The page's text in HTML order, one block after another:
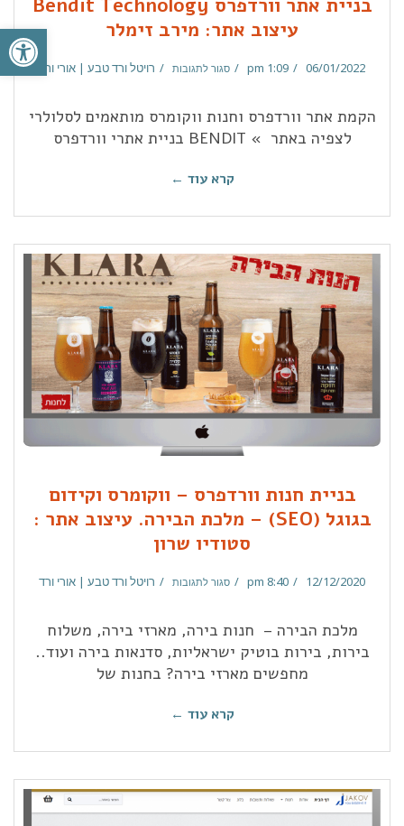
בניית אתר וורדפרס Bendit Technology
עיצוב אתר: מירב זימלר
06/01/2022
1:09 pm סגור לתגובות רויטל ורד טבע | אורי ורד
הקמת אתר וורדפרס וחנות ווקומרס מותאמים לסלולרי
לצפיה באתר » BENDIT בניית אתרי וורדפרס
קרא עוד ←
בניית חנות וורדפרס – ווקומרס וקידום
בגוגל (SEO) – מלכת הבירה. עיצוב אתר :
סטודיו שרון
12/12/2020
8:40 pm סגור לתגובות רויטל ורד טבע | אורי ורד
מלכת הבירה – חנות בירה, מארזי בירה, משלוח
בירות, בירות בוטיק ישראליות, סדנאות בירה ועוד..
מחפשים מארזי בירה? בחנות של
קרא עוד ←
פתח